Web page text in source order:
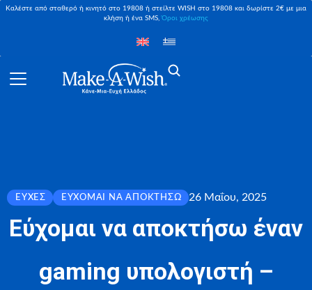
Καλέστε από σταθερό ή κινητό στο 19808 ή στείλτε WISH στο 19808 και δωρίστε 2€ με μια
κλήση ή ένα SMS,Όροι χρέωσης
ΕΥΧΈΣ ΕΎΧΟΜΑΙ ΝΑ ΑΠΟΚΤΉΣΩ 26 Μαΐου, 2025
Εύχομαι να αποκτήσω έναν
gaming υπολογιστή –